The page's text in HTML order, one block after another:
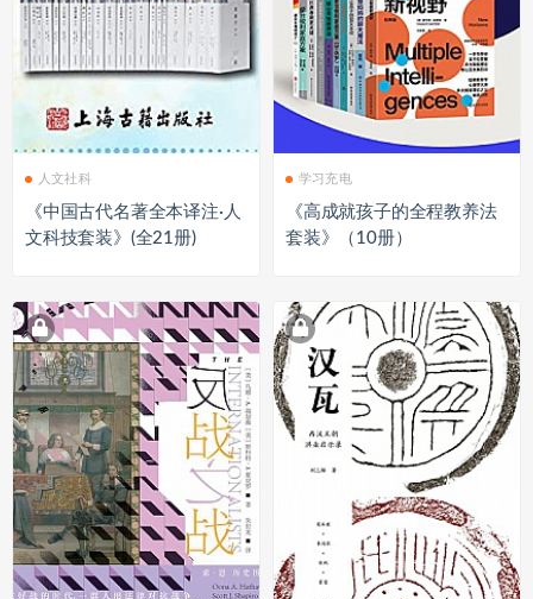
人文社科
《中国古代名著全本译注·人
文科技套装》(全21册)
学习充电
《高成就孩子的全程教养法
套装》（10册）